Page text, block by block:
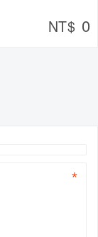
NT$ 0